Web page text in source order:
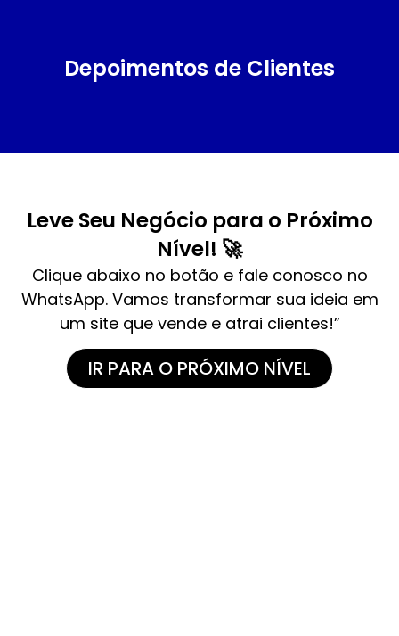
Depoimentos de Clientes
Leve Seu Negócio para o Próximo
Nível! 🚀
Clique abaixo no botão e fale conosco no
WhatsApp. Vamos transformar sua ideia em
um site que vende e atrai clientes!”
IR PARA O PRÓXIMO NÍVEL